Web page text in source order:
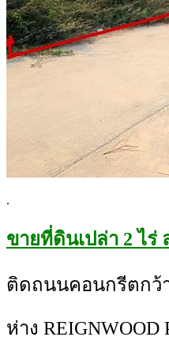
.
ขายที่ดินเปล่า 2 ไร่
ติดถนนคอนกรีตกว้า
ห่าง REIGNWOOD